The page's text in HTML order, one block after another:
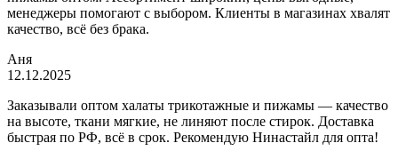
менеджеры помогают с выбором. Клиенты в магазинах хвалят
качество, всё без брака.
Аня
12.12.2025
Заказывали оптом халаты трикотажные и пижамы — качество
на высоте, ткани мягкие, не линяют после стирок. Доставка
быстрая по РФ, всё в срок. Рекомендую Нинастайл для опта!